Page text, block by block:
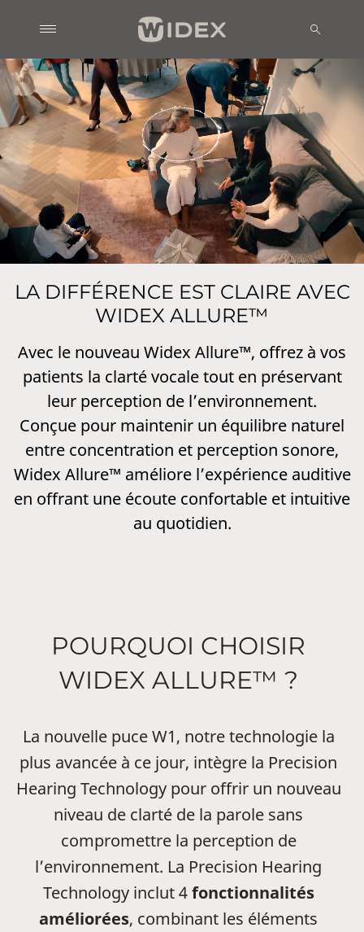
LA DIFFÉRENCE EST CLAIRE AVEC
WIDEX ALLURE™
Avec le nouveau Widex Allure™, offrez à vos
patients la clarté vocale tout en préservant
leur perception de l’environnement.
Conçue pour maintenir un équilibre naturel
entre concentration et perception sonore,
Widex Allure™ améliore l’expérience auditive
en offrant une écoute confortable et intuitive
au quotidien.
POURQUOI CHOISIR
WIDEX ALLURE™ ?
La nouvelle puce W1, notre technologie la
plus avancée à ce jour, intègre la Precision
Hearing Technology pour offrir un nouveau
niveau de clarté de la parole sans
compromettre la perception de
l’environnement. La Precision Hearing
Technology inclut 4fonctionnalités
améliorées, combinant les éléments